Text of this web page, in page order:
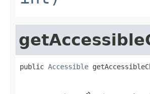
public Accessible